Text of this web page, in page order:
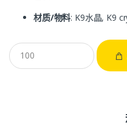
材质/物料: K9水晶, K9